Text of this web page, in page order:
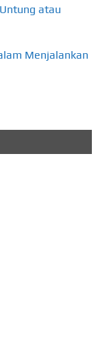
atau
Menjalankan